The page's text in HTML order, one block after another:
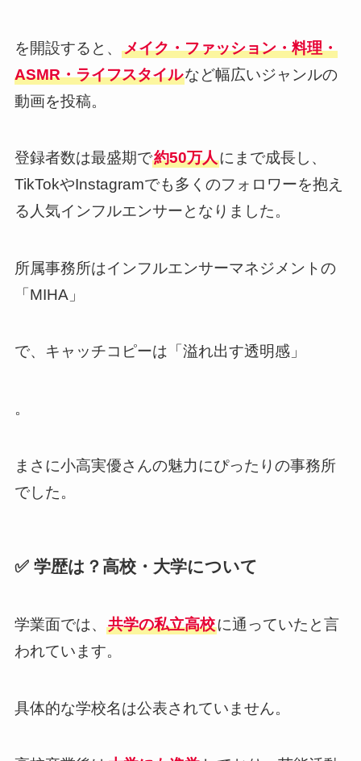
を開設すると、 メイク・ファッション・料理・
ASMR・ライフスタイルなど幅広いジャンルの
動画を投稿。
登録者数は最盛期で約50万人にまで成長し、
TikTokやInstagramでも多くのフォロワーを抱え
る人気インフルエンサーとなりました。
所属事務所はインフルエンサーマネジメントの
「MIHA」
で、キャッチコピーは「溢れ出す透明感」
。
まさに小高実優さんの魅力にぴったりの事務所
でした。
✅ 学歴は？高校・大学について
学業面では、 共学の私立高校に通っていたと言
われています。
具体的な学校名は公表されていません。